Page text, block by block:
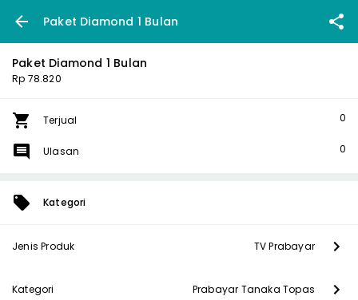
Paket Diamond 1 Bulan
Paket Diamond 1 Bulan
Rp 78.820
Terjual 0
Ulasan 0
Kategori
Jenis Produk TV Prabayar
Kategori Prabayar Tanaka Topas